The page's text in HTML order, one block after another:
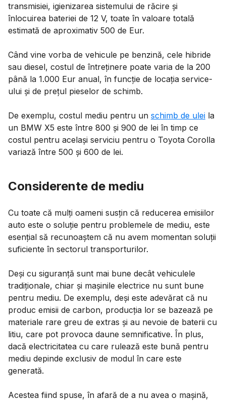
transmisiei, igienizarea sistemului de răcire și
înlocuirea bateriei de 12 V, toate în valoare totală
estimată de aproximativ 500 de Eur.
Când vine vorba de vehicule pe benzină, cele hibride
sau diesel, costul de întreținere poate varia de la 200
până la 1.000 Eur anual, în funcție de locația service-
ului și de prețul pieselor de schimb.
De exemplu, costul mediu pentru un schimb de ulei la
un BMW X5 este între 800 și 900 de lei în timp ce
costul pentru același serviciu pentru o Toyota Corolla
variază între 500 și 600 de lei.
Considerente de mediu
Cu toate că mulți oameni susțin că reducerea emisiilor
auto este o soluție pentru problemele de mediu, este
esențial să recunoaștem că nu avem momentan soluții
suficiente în sectorul transporturilor.
Deși cu siguranță sunt mai bune decât vehiculele
tradiționale, chiar și mașinile electrice nu sunt bune
pentru mediu. De exemplu, deși este adevărat că nu
produc emisii de carbon, producția lor se bazează pe
materiale rare greu de extras și au nevoie de baterii cu
litiu, care pot provoca daune semnificative. În plus,
dacă electricitatea cu care rulează este bună pentru
mediu depinde exclusiv de modul în care este
generată.
Acestea fiind spuse, în afară de a nu avea o mașină,